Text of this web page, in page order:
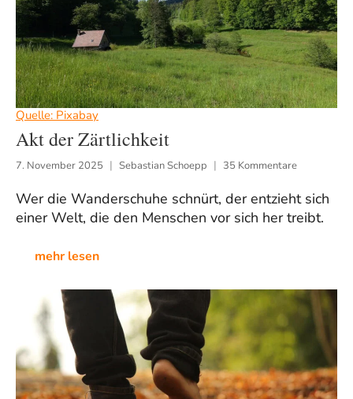
Quelle: Pixabay
Akt der Zärtlichkeit
7. November 2025 Sebastian Schoepp 35 Kommentare
Wer die Wanderschuhe schnürt, der entzieht sich
einer Welt, die den Menschen vor sich her treibt.
mehr lesen